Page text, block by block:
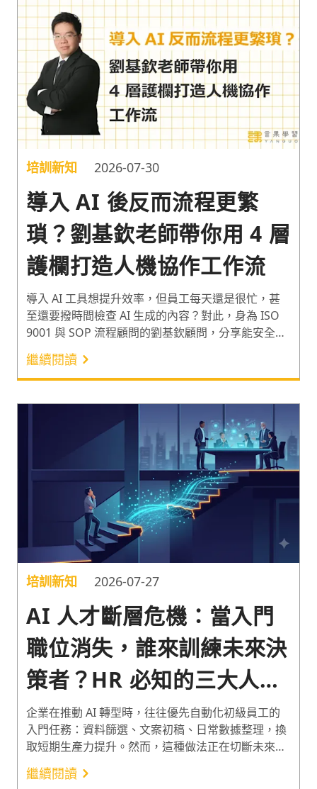
培訓新知 2026-07-30
導入 AI 後反而流程更繁
瑣？劉基欽老師帶你用 4 層
護欄打造人機協作工作流
導入 AI 工具想提升效率，但員工每天還是很忙，甚
至還要撥時間檢查 AI 生成的內容？對此，身為 ISO
9001 與 SOP 流程顧問的劉基欽顧問，分享能安全導
入 AI 工具的「HITL 四層安全護欄」，與實際導入時
可運用的離線 AI 工具及評估矩陣，讓資安風險不再
是企業導入 AI 的絆腳石。正確建立適合人機協作的
工作流，讓 AI 工具的導入發揮最大工作效益！
繼續閱讀
培訓新知 2026-07-27
AI 人才斷層危機：當入門
職位消失，誰來訓練未來決
策者？HR 必知的三大人才
戰略
企業在推動 AI 轉型時，往往優先自動化初級員工的
入門任務：資料篩選、文案初稿、日常數據整理，換
取短期生產力提升。然而，這種做法正在切斷未來核
心人才庫的養成路徑：當初級員工不再親手執行基礎
工作，他們便無法累積的專業的直覺與職業判斷力。
繼續閱讀